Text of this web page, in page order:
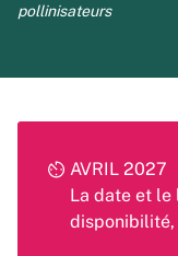
pollinisateurs
AVRIL 2027
La date et le
disponibilité,